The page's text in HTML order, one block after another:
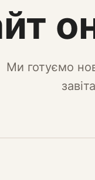
Ми готуємо